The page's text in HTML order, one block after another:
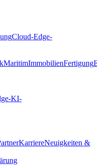
Cloud-Edge-
MaritimImmobilienFertigung
KI-
KarriereNeuigkeiten &